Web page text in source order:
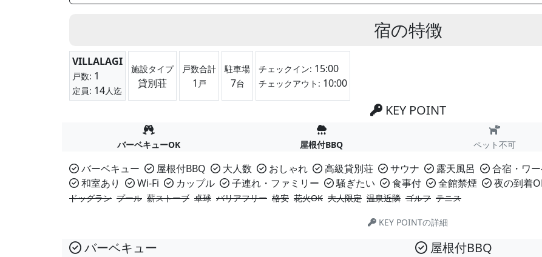
宿の特徴
VILLALAGI
戸数: 1
定員: 14人迄
施設タイプ
貸別荘
戸数合計
1 戸
駐車場
7台
チェックイン: 15:00
チェックアウト: 10:00
KEY POINT
バーベキューOK 屋根付BBQ ペット不可
バーベキュー 屋根付BBQ 大人数 おしゃれ 高級貸別荘 サウナ 露天風呂 合宿・ワ
和室あり
Wi-Fi カップル 子連れ・ファミリー 騒ぎたい 食事付 全館禁煙 夜の到着
ドッグラン プール 薪ストーブ 卓球 バリアフリー 格安 花火OK 大人限定 温泉近隣 ゴルフ テニス
KEY POINTの詳細
バーベキュー 屋根付BBQ